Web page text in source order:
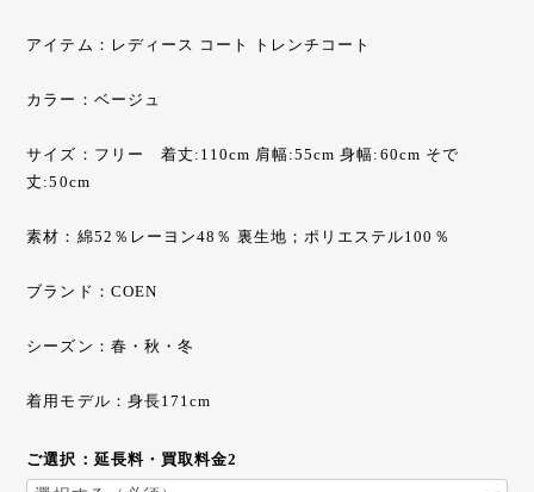
アイテム：レディース コート トレンチコート
カラー：ベージュ
サイズ：フリー 着丈:110cm 肩幅:55cm 身幅:60cm そで
丈:50cm
素材：綿52％レーヨン48％ 裏生地；ポリエステル100％
ブランド：COEN
シーズン：春・秋・冬
着用モデル：身長171cm
ご選択：延長料・買取料金2